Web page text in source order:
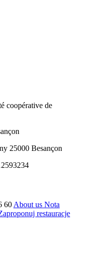
coopérative de
25000 Besançon
60 About us Nota
restauracje